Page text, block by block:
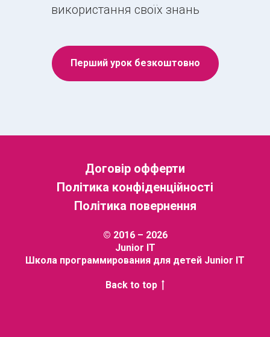
використання своїх знань
Перший урок безкоштовно
Договір офферти
Політика конфіденційності
Політика повернення
© 2016 – 2026
Junior IT
Школа программирования для детей Junior IT
Back to top